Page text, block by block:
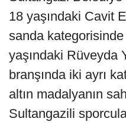
18 yaşındaki Cavit
sanda
yaşındaki Rüveyda
branşında iki ayrı
altın madalyanın
Sultangazili